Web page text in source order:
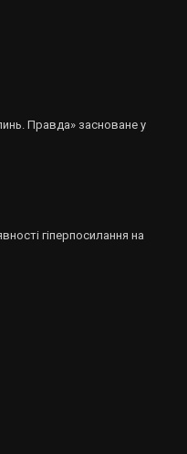
Правда» засноване у
гіперпосилання на